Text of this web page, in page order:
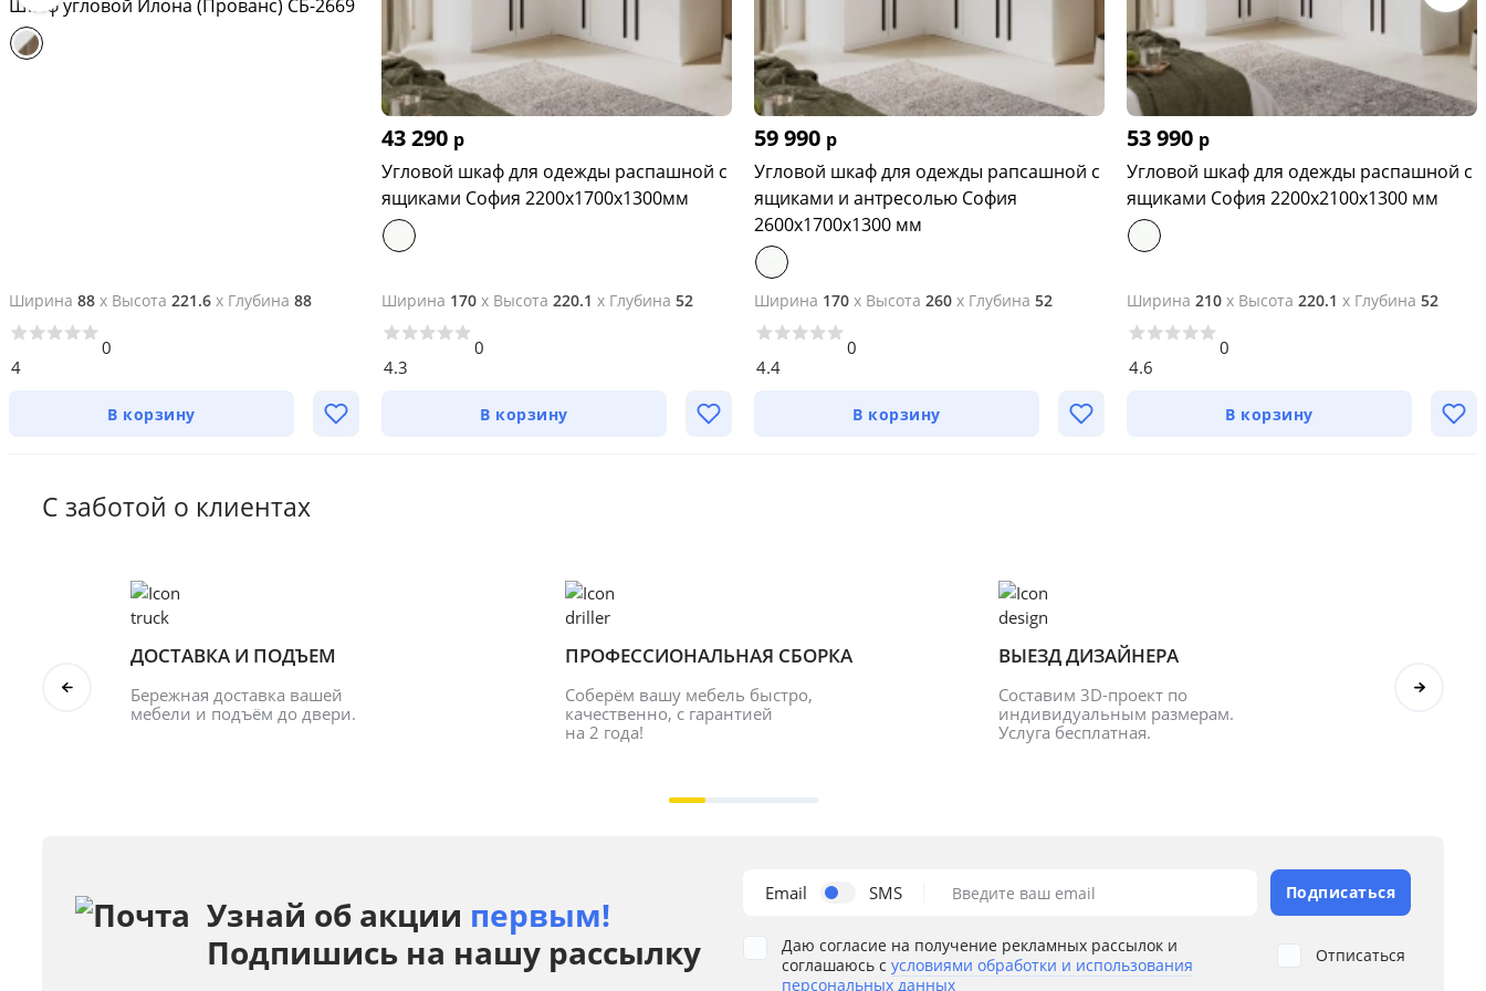
Шкаф угловой Илона (Прованс) СБ-2669
Ширина 88 x Высота 221.6 x Глубина 88
4
0
В корзину
43 290 р
Угловой шкаф для одежды распашной с
ящиками София 2200х1700х1300мм
Ширина 170 x Высота 220.1 x Глубина 52
4.3
0
В корзину
59 990 р
Угловой шкаф для одежды рапсашной с
ящиками и антресолью София
2600х1700х1300 мм
Ширина 170 x Высота 260 x Глубина 52
4.4
0
В корзину
53 990 р
Угловой шкаф для одежды распашной с
ящиками София 2200х2100х1300 мм
Ширина 210 x Высота 220.1 x Глубина 52
4.6
0
В корзину
С заботой о клиентах
ДОСТАВКА И ПОДЪЕМ
Бережная доставка вашей
мебели и подъём до двери.
ПРОФЕССИОНАЛЬНАЯ СБОРКА
Соберём вашу мебель быстро,
качественно, с гарантией
на 2 года!
ВЫЕЗД ДИЗАЙНЕРА
Составим 3D-проект по
индивидуальным размерам.
Услуга бесплатная.
Узнай об акции первым!
Подпишись на нашу рассылку
Email SMS Введите ваш email Подписаться
Даю согласие на получение рекламных рассылок и
соглашаюсь с условиями обработки и использования
персональных данных
Отписаться